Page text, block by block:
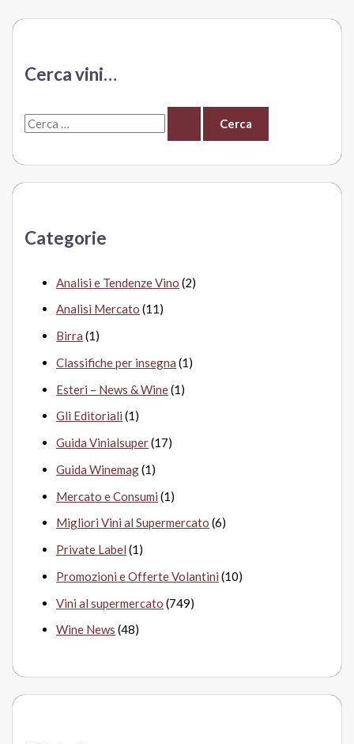
Cerca vini…
C
r
:Categorie
Analisi e Tendenze Vino (2)
Analisi Mercato (11)
Birra (1)
Classifiche per insegna (1)
Esteri – News & Wine(1)
Gli Editoriali (1)
Guida Vinialsuper(17)
Guida Winemag(1)
Mercato e Consumi (1)
Migliori Vini al Supermercato (6)
Private Label (1)
Promozioni e Offerte Volantini (10)
Vini al supermercato (749)
Wine News (48)